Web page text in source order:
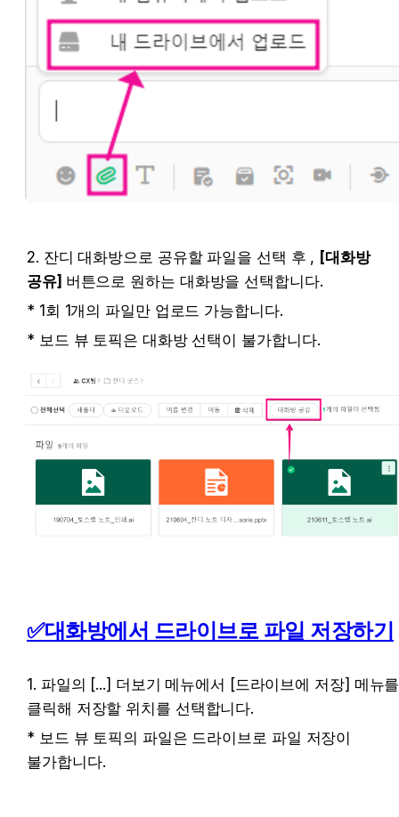
2. 잔디 대화방으로 공유할 파일을 선택 후 , [대화방
공유] 버튼으로 원하는 대화방을 선택합니다.
* 1회 1개의 파일만 업로드 가능합니다.
* 보드 뷰 토픽은 대화방 선택이 불가합니다.
✅대화방에서 드라이브로 파일 저장하기
1. 파일의 [...] 더보기 메뉴에서 [드라이브에 저장] 메뉴를
클릭해 저장할 위치를 선택합니다.
* 보드 뷰 토픽의 파일은 드라이브로 파일 저장이
불가합니다.